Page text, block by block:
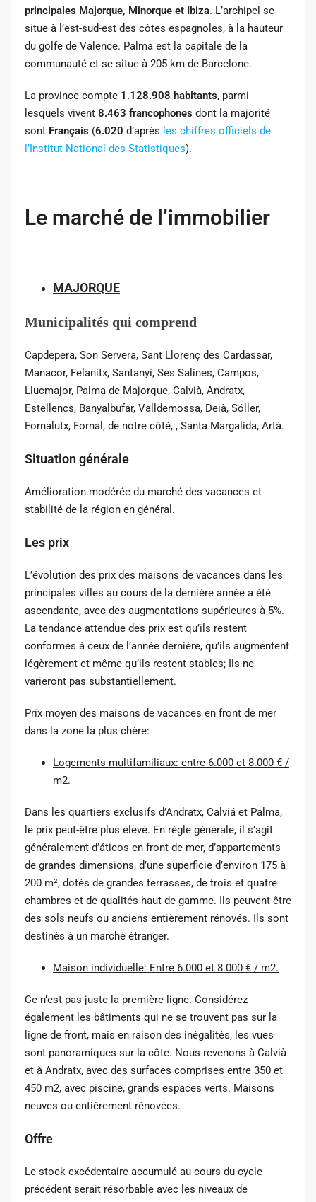
principales Majorque, Minorque et Ibiza. L’archipel se
situe à l’est-sud-est des côtes espagnoles, à la hauteur
du golfe de Valence. Palma est la capitale de la
communauté et se situe à 205 km de Barcelone.
La province compte 1.128.908 habitants, parmi
lesquels vivent 8.463 francophones dont la majorité
sont Français (6.020 d’après les chiffres officiels de
l’Institut National des Statistiques).
Le marché de l’immobilier
MAJORQUE
Municipalités qui comprend
Capdepera, Son Servera, Sant Llorenç des Cardassar,
Manacor, Felanitx, Santanyí, Ses Salines, Campos,
Llucmajor, Palma de Majorque, Calvià, Andratx,
Estellencs, Banyalbufar, Valldemossa, Deià, Sóller,
Fornalutx, Fornal, de notre côté, , Santa Margalida, Artà.
Situation générale
Amélioration modérée du marché des vacances et
stabilité de la région en général.
Les prix
L’évolution des prix des maisons de vacances dans les
principales villes au cours de la dernière année a été
ascendante, avec des augmentations supérieures à 5%.
La tendance attendue des prix est qu’ils restent
conformes à ceux de l’année dernière, qu’ils augmentent
légèrement et même qu’ils restent stables; Ils ne
varieront pas substantiellement.
Prix ​​moyen des maisons de vacances en front de mer
dans la zone la plus chère:
Logements multifamiliaux: entre 6.000 et 8.000 € /
m2.
Dans les quartiers exclusifs d’Andratx, Calviá et Palma,
le prix peut-être plus élevé. En règle générale, il s’agit
généralement d’áticos en front de mer, d’appartements
de grandes dimensions, d’une superficie d’environ 175 à
200 m², dotés de grandes terrasses, de trois et quatre
chambres et de qualités haut de gamme. Ils peuvent être
des sols neufs ou anciens entièrement rénovés. Ils sont
destinés à un marché étranger.
Maison individuelle: Entre 6.000 et 8.000 € / m2.
Ce n’est pas juste la première ligne. Considérez
également les bâtiments qui ne se trouvent pas sur la
ligne de front, mais en raison des inégalités, les vues
sont panoramiques sur la côte. Nous revenons à Calvià
et à Andratx, avec des surfaces comprises entre 350 et
450 m2, avec piscine, grands espaces verts. Maisons
neuves ou entièrement rénovées.
Offre
Le stock excédentaire accumulé au cours du cycle
précédent serait résorbable avec les niveaux de